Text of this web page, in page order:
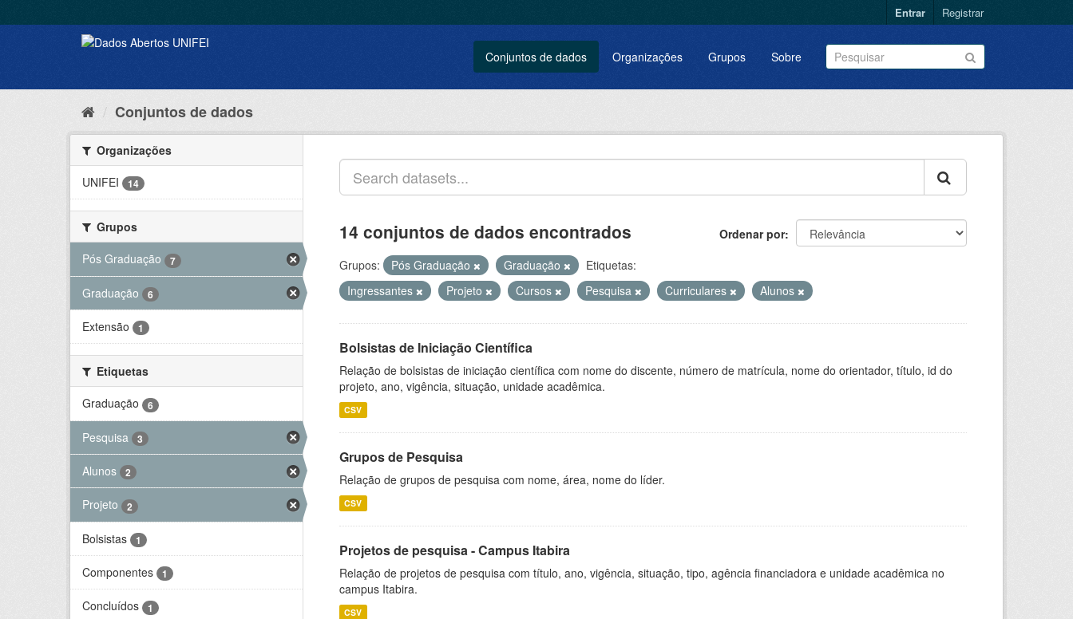
Entrar Registrar
Conjuntos de dados Organizações Grupos Sobre
Conjuntos de dados
Organizações
UNIFEI
14
Grupos
Pós Graduação
7
Graduação 6
Extensão 1
Etiquetas
Graduação
6
Pesquisa 3
Alunos 2
Projeto 2
Bolsistas 1
Componentes 1
Concluídos 1
Ordenar por
14 conjuntos de dados encontrados
Grupos: Pós Graduação Graduação
Etiquetas:
Ingressantes
Projeto Cursos Pesquisa Curriculares Alunos
Bolsistas de Iniciação Científica
Relação de bolsistas de iniciação científica com nome do discente, número de matrícula, nome do orientador, título, id do
projeto, ano, vigência, situação, unidade acadêmica.
CSV
Grupos de Pesquisa
Relação de grupos de pesquisa com nome, área, nome do líder.
CSV
Projetos de pesquisa - Campus Itabira
Relação de projetos de pesquisa com título, ano, vigência, situação, tipo, agência financiadora e unidade acadêmica no
campus Itabira.
CSV